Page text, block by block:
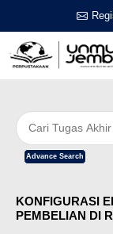
Advance Search
KONFIGURASI
PEMBELIAN DI